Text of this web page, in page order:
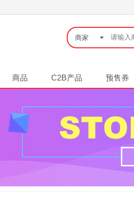
商家 ◆
商品 C2B产品 预售券